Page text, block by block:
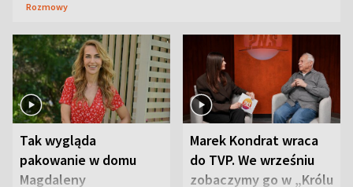
Rozmowy
Tak wygląda
pakowanie w domu
Magdaleny
Marek Kondrat wraca
do TVP. We wrześniu
zobaczymy go w „Królu